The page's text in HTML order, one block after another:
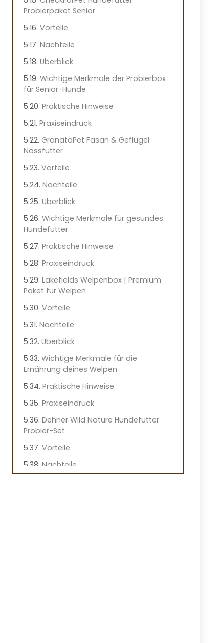
Probierpaket Senior
Vorteile
Nachteile
Überblick
Wichtige Merkmale der Probierbox
für Senior-Hunde
Praktische Hinweise
Praxiseindruck
GranataPet Fasan & Geflügel
Nassfutter
Vorteile
Nachteile
Überblick
Wichtige Merkmale für gesundes
Hundefutter
Praktische Hinweise
Praxiseindruck
Lakefields Welpenbox | Premium
Paket für Welpen
Vorteile
Nachteile
Überblick
Wichtige Merkmale für die
Ernährung deines Welpen
Praktische Hinweise
Praxiseindruck
Dehner Wild Nature Hundefutter
Probier-Set
Vorteile
Nachteile